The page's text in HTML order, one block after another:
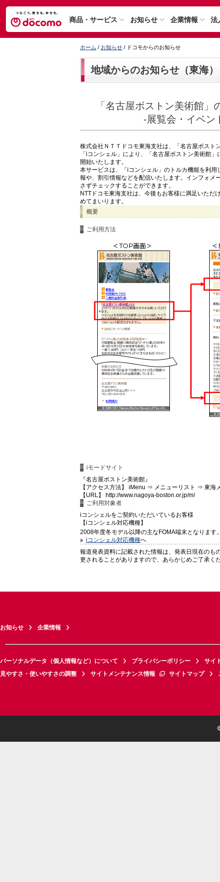
商品・サービス お知らせ 企業情報 法
ホーム / お知らせ / ドコモからのお知らせ
地域からのお知らせ（東海）
「名古屋ボストン美術館
-展覧会・イベン
株式会社ＮＴＴドコモ東海支社は、「名古屋ボスト
「iコンシェル」により、「名古屋ボストン美術館
開始いたします。
本サービスは、「iコンシェル」のトルカ機能を利
報や、割引情報などを配信いたします。インフォメ
さずチェックすることができます。
NTTドコモ東海支社は、今後もお客様に満足いただ
めてまいります。
概要
ご利用方法
iモードサイト
『名古屋ボストン美術館』
【アクセス方法】 iMenu ⇒ メニューリスト ⇒ 東海
【URL】 http://www.nagoya-boston.or.jp/m/
ご利用対象者
iコンシェルをご契約いただいているお客様
【iコンシェル対応機種】
2008年度冬モデル以降の主なFOMA端末となります
iコンシェル対応機種へ
報道発表資料に記載された情報は、発表日現在のも
更されることがありますので、あらかじめご了承く
お知らせ 企業情報
パーソナルデータ（個人情報など）について プライバシーポリシー
サイ
見やすさ・使いやすさの調整
サイトメンテナンス情報 サイトマップ